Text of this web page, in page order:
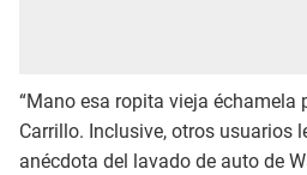
“Mano esa ropita vieja échamela
Carrillo. Inclusive, otros usuarios
anécdota del lavado de auto de